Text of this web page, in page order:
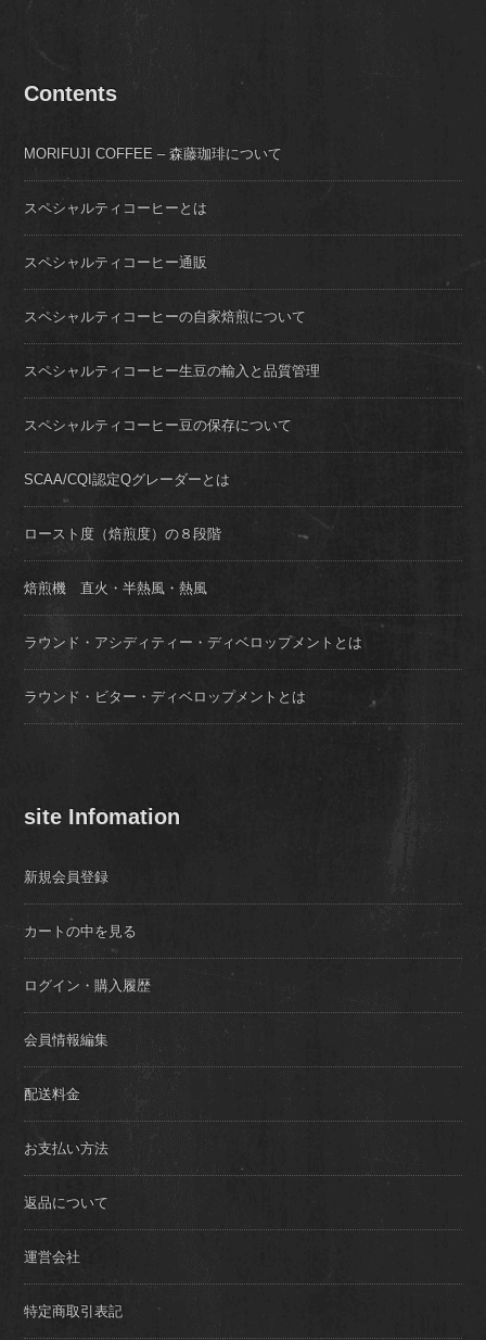
Contents
MORIFUJI COFFEE – 森藤珈琲について
スペシャルティコーヒーとは
スペシャルティコーヒー通販
スペシャルティコーヒーの自家焙煎について
スペシャルティコーヒー生豆の輸入と品質管理
スペシャルティコーヒー豆の保存について
SCAA/CQI認定Qグレーダーとは
ロースト度（焙煎度）の８段階
焙煎機 直火・半熱風・熱風
ラウンド・アシディティー・ディベロップメントとは
ラウンド・ビター・ディベロップメントとは
site Infomation
新規会員登録
カートの中を見る
ログイン・購入履歴
会員情報編集
配送料金
お支払い方法
返品について
運営会社
特定商取引表記